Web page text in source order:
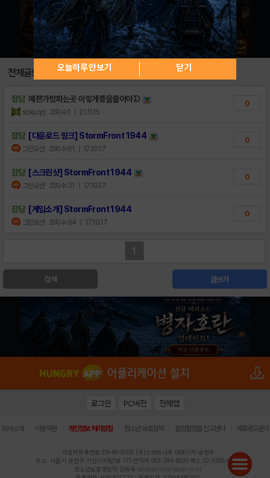
전체글보기
잡담 예쁜가방파는곳 이렇게좋을줄이야ᗤ
sokuqq 조회수:1 | 21.11.15
0
잡담 [다운로드 링크] StormFront 1944
그린오션 조회수:61 | 17.10.17
0
잡담 [스크린샷] StormFront 1944
그린오션 조회수:31 | 17.10.17
0
잡담 [게임소개] StormFront 1944
그린오션 조회수:84 | 17.10.17
0
1
검색 글쓰기
오늘하루 안보기 닫기
로그인 PC버전 전체앱
회사소개 이용약관 개인정보 처리방침 청소년 보호정책 불법촬영물 신고센터 제휴광고문의
사업자등록번호:119-86-61101 (주)스마트나우 대표이사:송현두
주소: 서울시 금천구 가산디지털1로 171 연락처:063-284-8635 팩스:02-6265-0377
청소년보호책임자:김동욱 desk@hungryapp.co.kr